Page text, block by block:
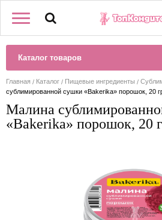
Каталог товаров
Главная Каталог Пищевые ингредиенты
сублимированной сушки «Bakerika» порошок, 20
Малина
«Bakerika» порошок, 20